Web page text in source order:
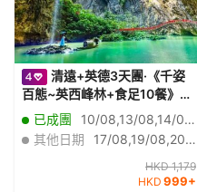
清遠+英德3天團·《千姿
百態~英西峰林+食足10餐》
《探祕地下河勝境~洞天仙境》
《融創樂園+融創國際大馬戲~
奇幻祕境》
已成團
10/08,13/08,14/08,16/08,18/08,23/08,24/08,30/08,04/09,09/09,17/10
其他日期
17/08,19/08,20/08,21/08,22/08,25/08,26/08,27/08,28/08,29/08,31/08,01/09,02/09,03/09,05/09,06/09,07/09,08/09,10/09,11/09
HKD 1,179
HKD 999+